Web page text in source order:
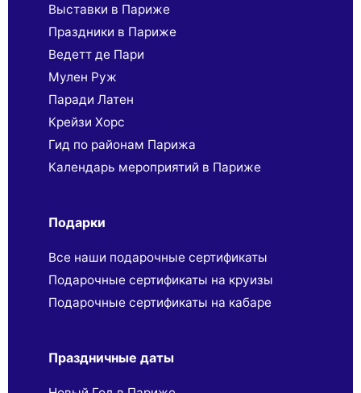
Выставки в Париже
Праздники в Париже
Ведетт де Пари
Мулен Руж
Паради Латен
Крейзи Хорс
Гид по районам Парижа
Календарь мероприятий в Париже
Подарки
Все наши подарочные сертификаты
Подарочные сертификаты на круизы
Подарочные сертификаты на кабаре
Праздничные даты